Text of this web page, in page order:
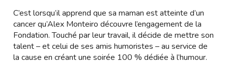
C’est lorsqu’il apprend que sa maman est atteinte d’un
cancer qu’Alex Monteiro découvre l’engagement de la
Fondation. Touché par leur travail, il décide de mettre son
talent – et celui de ses amis humoristes – au service de
la cause en créant une soirée 100 % dédiée à l’humour.